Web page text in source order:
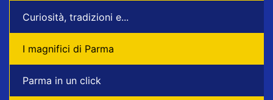
Curiosità, tradizioni e...
I magnifici di Parma
Parma in un click